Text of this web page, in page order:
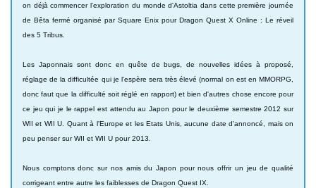
on déjà commencer l'exploration du monde d'Astoltia dans cette première journée
de Bêta fermé organisé par Square Enix pour Dragon Quest X Online : Le réveil
des 5 Tribus.
Les Japonnais sont donc en quête de bugs, de nouvelles idées à proposé,
réglage de la difficultée qui je l'espère sera très élevé (normal on est en MMORPG,
donc faut que la difficulté soit réglé en rapport) et bien d'autres chose encore pour
ce jeu qui je le rappel est attendu au Japon pour le deuxième semestre 2012 sur
WII et WII U. Quant à l'Europe et les Etats Unis, aucune date d'annoncé, mais on
peu penser sur WII et WII U pour 2013.
Nous comptons donc sur nos amis du Japon pour nous offrir un jeu de qualité
corrigeant entre autre les faiblesses de Dragon Quest IX.